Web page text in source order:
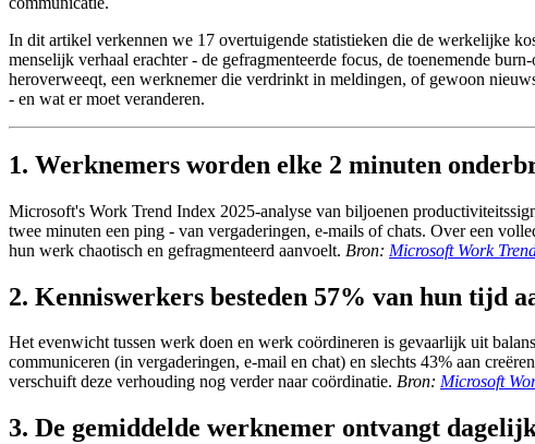
In dit artikel verkennen we 17 overtuigende statistieken die de werkelijke
menselijk verhaal erachter - de gefragmenteerde focus, de toenemende
heroverweeqt, een werknemer die verdrinkt in meldingen, of gewoon
- en wat er moet veranderen.
1. Werknemers worden elke 2 minuten
Microsoft's Work Trend Index 2025-analyse van biljoenen
twee minuten een ping - van vergaderingen, e-mails of chats. Over een
hun werk chaotisch en gefragmenteerd aanvoelt. Bron: Microsoft Work
2. Kenniswerkers besteden 57% van hun tijd
Het evenwicht tussen werk doen en werk coördineren is gevaarlijk uit
communiceren (in vergaderingen, e-mail en chat) en slechts 43% aan
verschuift deze verhouding nog verder naar coördinatie. Bron: Microsoft
3. De gemiddelde werknemer ontvangt